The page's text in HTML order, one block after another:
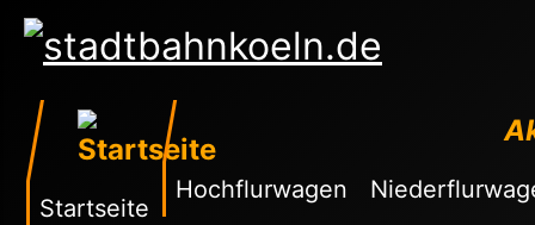
Startseite
Hochflurwagen